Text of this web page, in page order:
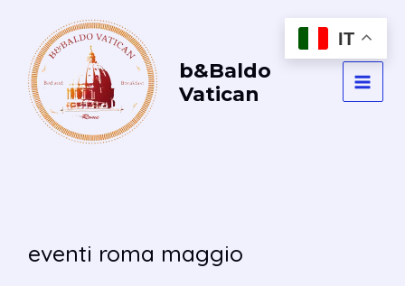
contenuto
b&Baldo
Vatican
eventi roma maggio
IT